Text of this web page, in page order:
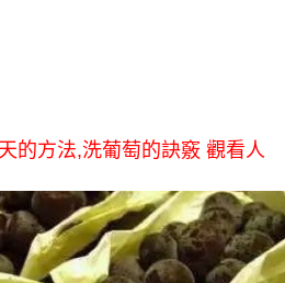
的方法,洗葡萄的訣竅 觀看人